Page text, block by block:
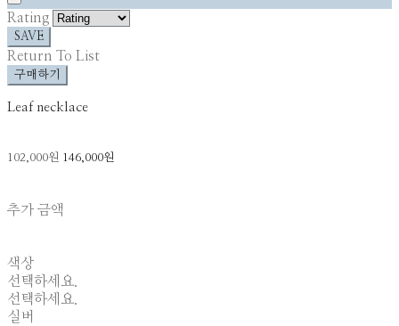
Rating
SAVE
Return To List
구매하기
Leaf necklace
102,000원 146,000원
추가 금액
색상
선택하세요.
선택하세요.
실버